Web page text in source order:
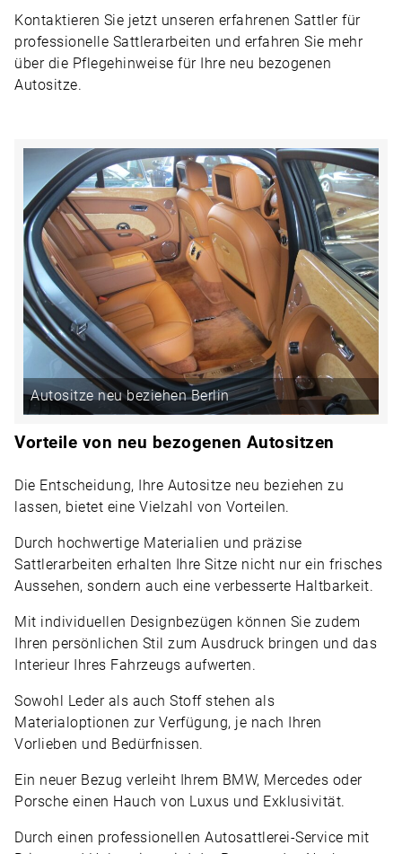
Kontaktieren Sie jetzt unseren erfahrenen Sattler für
professionelle Sattlerarbeiten und erfahren Sie mehr
über die Pflegehinweise für Ihre neu bezogenen
Autositze.
Autositze neu beziehen Berlin
Vorteile von neu bezogenen Autositzen
Die Entscheidung, Ihre Autositze neu beziehen zu
lassen, bietet eine Vielzahl von Vorteilen.
Durch hochwertige Materialien und präzise
Sattlerarbeiten erhalten Ihre Sitze nicht nur ein frisches
Aussehen, sondern auch eine verbesserte Haltbarkeit.
Mit individuellen Designbezügen können Sie zudem
Ihren persönlichen Stil zum Ausdruck bringen und das
Interieur Ihres Fahrzeugs aufwerten.
Sowohl Leder als auch Stoff stehen als
Materialoptionen zur Verfügung, je nach Ihren
Vorlieben und Bedürfnissen.
Ein neuer Bezug verleiht Ihrem BMW, Mercedes oder
Porsche einen Hauch von Luxus und Exklusivität.
Durch einen professionellen Autosattlerei-Service mit